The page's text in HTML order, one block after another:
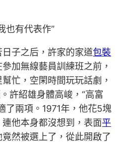
也有代表作”
子之后，許家的家道包裝
加無線藝員訓練班之前，
忙，空閑時間玩玩話劇，
許紹雄身體高峻，“高富
了兩項。1971年，他花5塊
他本身都沒想到，表面平
然被選上了，從此開啟了